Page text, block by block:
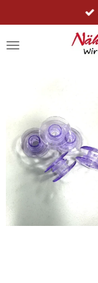
Hauptinhalt
springen